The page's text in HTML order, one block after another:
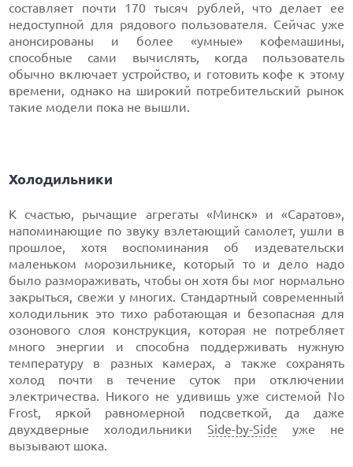
составляет почти 170 тысяч рублей, что делает ее
недоступной для рядового пользователя. Сейчас уже
анонсированы и более «умные» кофемашины,
способные сами вычислять, когда пользователь
обычно включает устройство, и готовить кофе к этому
времени, однако на широкий потребительский рынок
такие модели пока не вышли.
Холодильники
К счастью, рычащие агрегаты «Минск» и «Саратов»,
напоминающие по звуку взлетающий самолет, ушли в
прошлое, хотя воспоминания об издевательски
маленьком морозильнике, который то и дело надо
было размораживать, чтобы он хотя бы мог нормально
закрыться, свежи у многих. Стандартный современный
холодильник это тихо работающая и безопасная для
озонового слоя конструкция, которая не потребляет
много энергии и способна поддерживать нужную
температуру в разных камерах, а также сохранять
холод почти в течение суток при отключении
электричества. Никого не удивишь уже системой No
Frost, яркой равномерной подсветкой, да даже
двухдверные холодильники Side-by-Side уже не
вызывают шока.